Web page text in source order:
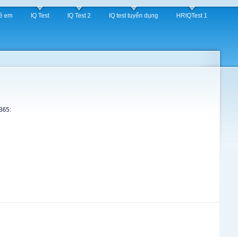
em IQ Test IQ Test 2 IQ test tuyển dụng HRIQTest 1